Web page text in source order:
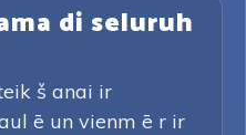
di seluruh
š anai ir
ē un vienm ē r ir